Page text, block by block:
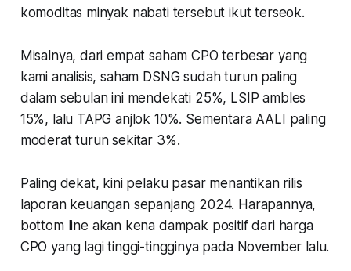
komoditas minyak nabati tersebut ikut terseok.
Misalnya, dari empat saham CPO terbesar yang
kami analisis, saham DSNG sudah turun paling
dalam sebulan ini mendekati 25%, LSIP ambles
15%, lalu TAPG anjlok 10%. Sementara AALI paling
moderat turun sekitar 3%.
Paling dekat, kini pelaku pasar menantikan rilis
laporan keuangan sepanjang 2024. Harapannya,
bottom line akan kena dampak positif dari harga
CPO yang lagi tinggi-tingginya pada November lalu.